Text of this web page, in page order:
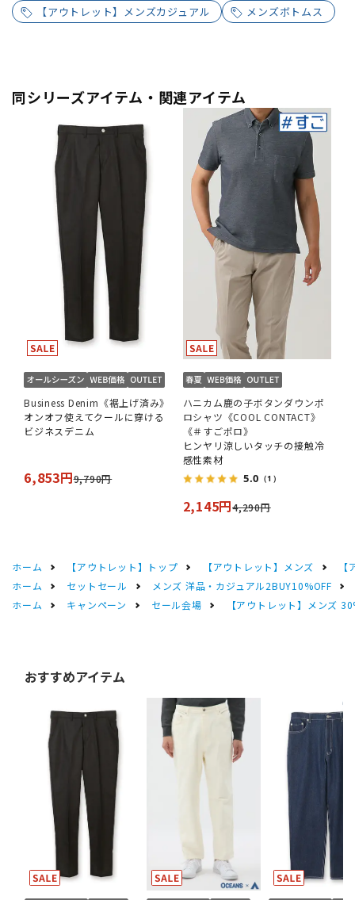
【アウトレット】メンズカジュアル メンズボトムス
同シリーズアイテム・関連アイテム
Business Denim《裾上げ済み》
オンオフ使えてクールに穿ける
ビジネスデニム
6,853円9,790円
ハニカム鹿の子ボタンダウンポ
ロシャツ《COOL CONTACT》
《＃すごポロ》
ヒンヤリ涼しいタッチの接触冷
感性素材
5.0 （1）
2,145円4,290円
ホーム 【アウトレット】トップ 【アウトレット】メンズ
ホーム
セットセール
メンズ 洋品・カジュアル2BUY10%OFF
ホーム
キャンペーン セール会場 【アウトレット】メンズ